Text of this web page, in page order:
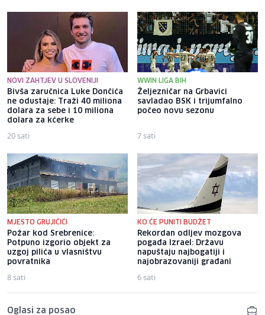
NOVI ZAHTJEV U SLOVENIJI
Bivša zaručnica Luke Dončića
ne odustaje: Traži 40 miliona
dolara za sebe i 10 miliona
dolara za kćerke
20 sati
WWIN LIGA BIH
Željezničar na Grbavici
savladao BSK i trijumfalno
počeo novu sezonu
7 sati
MJESTO GRUJIČIĆI
Požar kod Srebrenice:
Potpuno izgorio objekt za
uzgoj pilića u vlasništvu
povratnika
8 sati
KO ĆE PUNITI BUDŽET
Rekordan odljev mozgova
pogađa Izrael: Državu
napuštaju najbogatiji i
najobrazovaniji građani
6 sati
Oglasi za posao